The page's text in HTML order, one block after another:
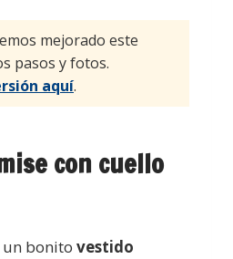
mejorado este
pasos y fotos.
aquí.
con cuello
bonito vestido